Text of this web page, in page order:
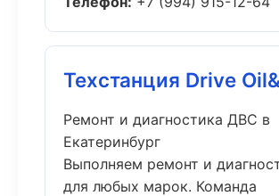
Техстанция Drive
Ремонт и диагностика ДВС в
Екатеринбург
Выполняем ремонт и
для любых марок. Команда